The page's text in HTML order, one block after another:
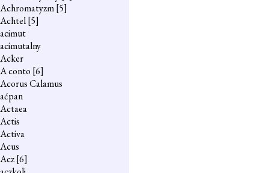
Achromatyzm[5]
Achtel[5]
acimut
acimutalny
Acker
A conto [6]
Acorus Calamus
aćpan
Actaea
Actis
Activa
Acus
Acz[6]